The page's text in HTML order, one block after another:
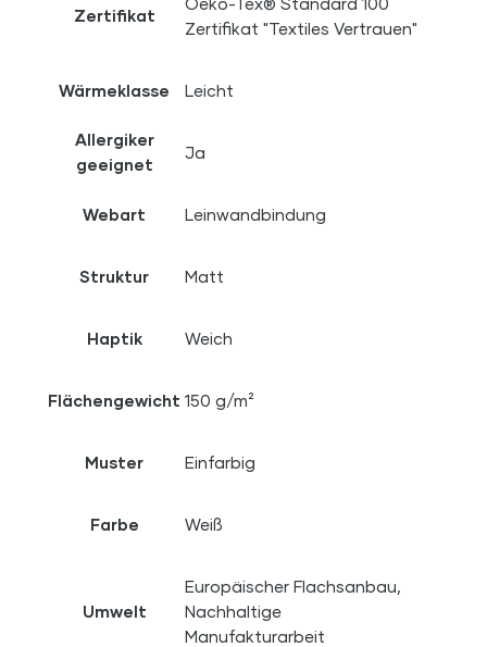
Zertifikat
Zertifikat "Textiles Vertrauen"
Wärmeklasse Leicht
Allergiker
geeignet
Ja
Webart Leinwandbindung
Struktur Matt
Haptik Weich
Flächengewicht 150 g/m²
Muster Einfarbig
Farbe Weiß
Umwelt
Europäischer Flachsanbau,
Nachhaltige
Manufakturarbeit